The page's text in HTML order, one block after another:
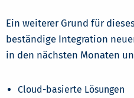
Ein weiterer Grund für
beständige Integration
in den nächsten Monaten
Cloud-basierte Lösungen